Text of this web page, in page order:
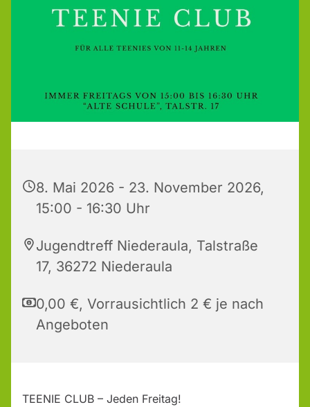
8. Mai 2026 - 23. November 2026,
15:00 - 16:30 Uhr
Jugendtreff Niederaula, Talstraße
17, 36272 Niederaula
0,00 €, Vorrausichtlich 2 € je nach
Angeboten
TEENIE CLUB – Jeden Freitag!